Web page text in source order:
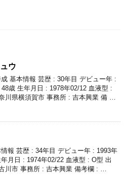
ウ
基本情報 芸歴 : 30年目 デビュー年 :
歳 生年月日 : 1978年02/12 血液型 :
川県横須賀市 事務所 : 吉本興業 備 …
報 芸歴 : 34年目 デビュー年 : 1993年
月日 : 1974年02/22 血液型 : O型 出
川市 事務所 : 吉本興業 備考欄 : …